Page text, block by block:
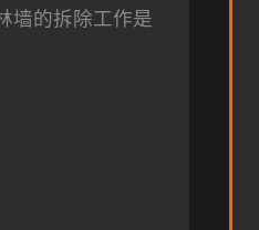
墙的拆除工作是